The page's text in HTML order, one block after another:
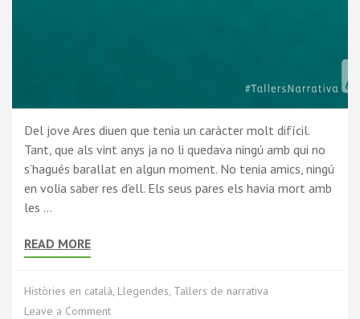
Del jove Ares diuen que tenia un caràcter molt difícil.
Tant, que als vint anys ja no li quedava ningú amb qui no
s’hagués barallat en algun moment. No tenia amics, ningú
en volia saber res d’ell. Els seus pares els havia mort amb
les …
READ MORE
Històries en català, Llegendes, Tallers de narrativa
Leave a Comment